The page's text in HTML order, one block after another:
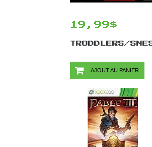
19,99$
TRODDLERS/
AJOUT AU PANIER